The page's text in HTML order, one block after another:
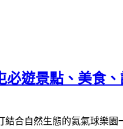
遊景點、美食、
合自然生態的氦氣球樂